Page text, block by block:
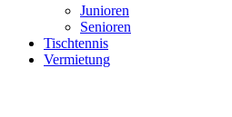
Junioren
Senioren
Tischtennis
Vermietung